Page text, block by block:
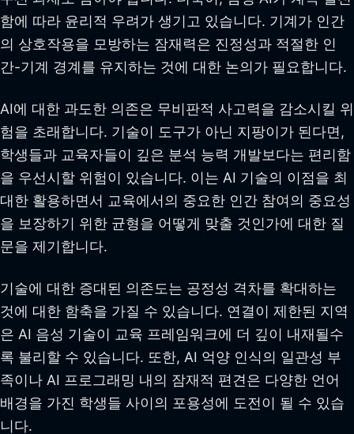
함에 따라 윤리적 우려가 생기고 있습니다. 기계가 인간
의 상호작용을 모방하는 잠재력은 진정성과 적절한 인
간-기계 경계를 유지하는 것에 대한 논의가 필요합니다.
AI에 대한 과도한 의존은 무비판적 사고력을 감소시킬 위
험을 초래합니다. 기술이 도구가 아닌 지팡이가 된다면,
학생들과 교육자들이 깊은 분석 능력 개발보다는 편리함
을 우선시할 위험이 있습니다. 이는 AI 기술의 이점을 최
대한 활용하면서 교육에서의 중요한 인간 참여의 중요성
을 보장하기 위한 균형을 어떻게 맞출 것인가에 대한 질
문을 제기합니다.
기술에 대한 증대된 의존도는 공정성 격차를 확대하는
것에 대한 함축을 가질 수 있습니다. 연결이 제한된 지역
은 AI 음성 기술이 교육 프레임워크에 더 깊이 내재될수
록 불리할 수 있습니다. 또한, AI 억양 인식의 일관성 부
족이나 AI 프로그래밍 내의 잠재적 편견은 다양한 언어
배경을 가진 학생들 사이의 포용성에 도전이 될 수 있습
니다.